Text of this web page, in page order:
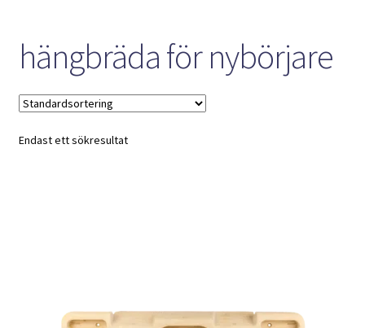
hängbräda för nybörjare
Endast ett sökresultat